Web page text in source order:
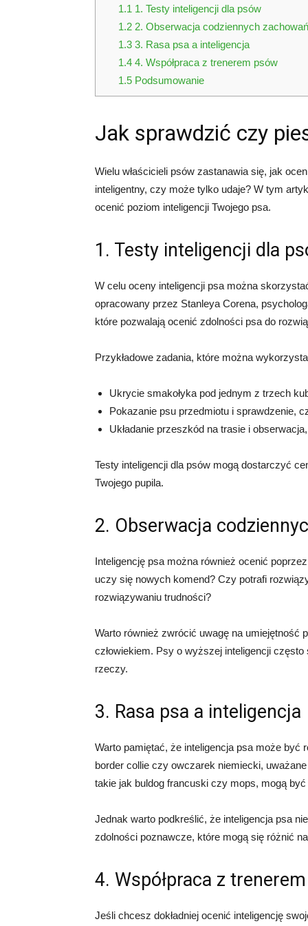
1.1 1. Testy inteligencji dla psów
1.22. Obserwacja codziennych zachowań
1.33. Rasa psa a inteligencja
1.44. Współpraca z trenerem psów
1.5Podsumowanie
Jak sprawdzić czy
Wielu właścicieli psów zastanawia się, jak
inteligentny, czy może tylko udaje? W tym
ocenić poziom inteligencji Twojego psa.
1. Testy inteligencji dla
W celu oceny inteligencji psa można
opracowany przez Stanleya Corena,
które pozwalają ocenić zdolności psa do
Przykładowe zadania, które można
Ukrycie smakołyka pod jednym z trzech
Pokazanie psu przedmiotu i sprawdzenie,
Układanie przeszkód na trasie i
Testy inteligencji dla psów mogą dostarczyć
Twojego pupila.
2. Obserwacja
Inteligencję psa można również ocenić
uczy się nowych komend? Czy potrafi
rozwiązywaniu trudności?
Warto również zwrócić uwagę na umiejętność
człowiekiem. Psy o wyższej inteligencji
rzeczy.
3. Rasa psa a inteligencja
Warto pamiętać, że inteligencja psa może być
border collie czy owczarek niemiecki,
takie jak buldog francuski czy mops, mogą
Jednak warto podkreślić, że inteligencja psa
zdolności poznawcze, które mogą się różnić
4. Współpraca z
Jeśli chcesz dokładniej ocenić inteligencję